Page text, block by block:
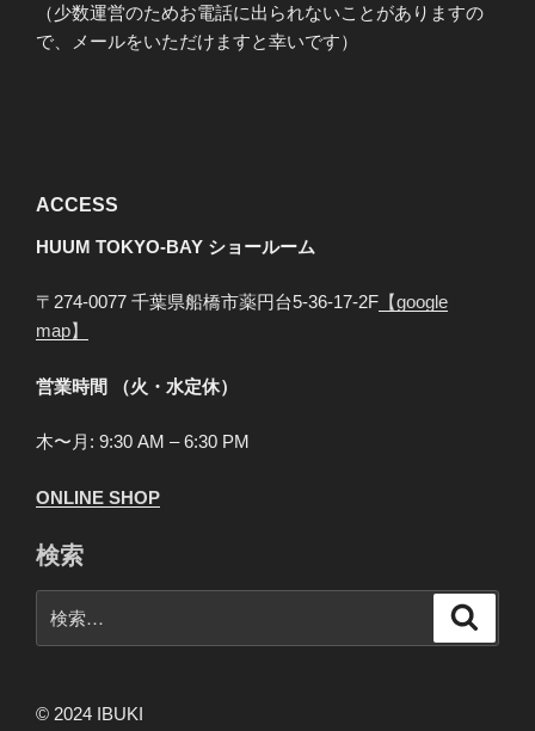
（少数運営のためお電話に出られないことがありますの
で、メールをいただけますと幸いです）
ACCESS
HUUM TOKYO-BAY ショールーム
〒274-0077 千葉県船橋市薬円台5-36-17-2F 【google
map】
営業時間 （火・水定休）
木〜月: 9:30 AM – 6:30 PM
ONLINE SHOP
検索
索:
© 2024 IBUKI